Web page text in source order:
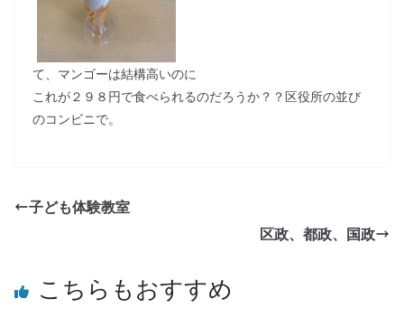
て、マンゴーは結構高いのに
これが２９８円で食べられるのだろうか？？区役所の並び
のコンビニで。
子ども体験教室
区政、都政、国政
こちらもおすすめ